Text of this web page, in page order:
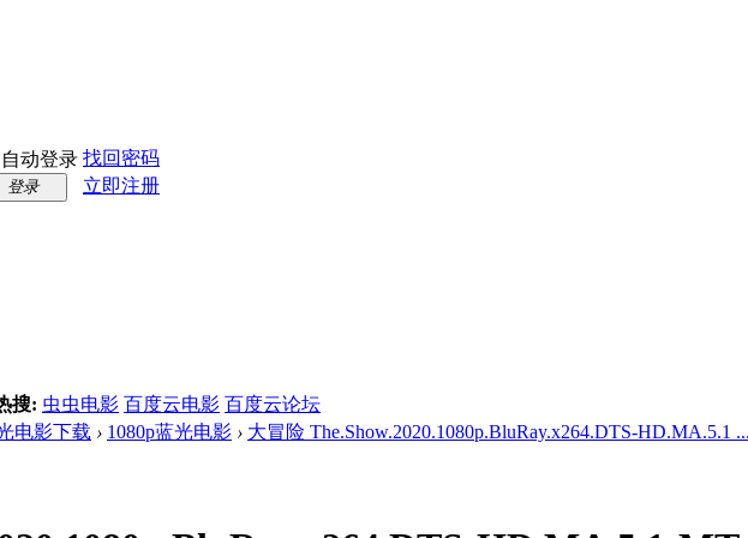
自动登录 找回密码
登录
立即注册
搜: 虫虫电影 百度云电影 百度云论坛
电影下载 › 1080p蓝光电影 › 大冒险 The.Show.2020.1080p.BluRay.x264.DTS-HD.MA.5.1